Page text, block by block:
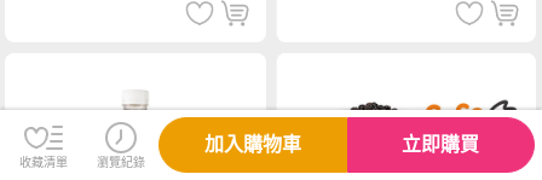
收藏清單 瀏覽紀錄
加入購物車 立即購買